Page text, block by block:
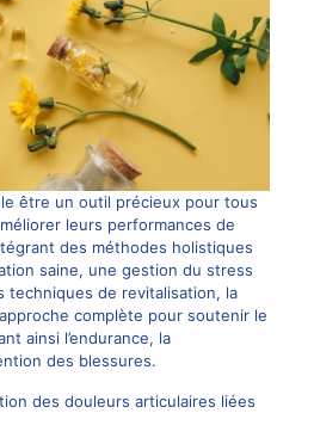
être un outil précieux pour tous
leurs performances de
des méthodes holistiques
saine, une gestion du stress
techniques de revitalisation, la
complète pour soutenir le
ainsi l’endurance, la
des blessures.
des douleurs articulaires liées